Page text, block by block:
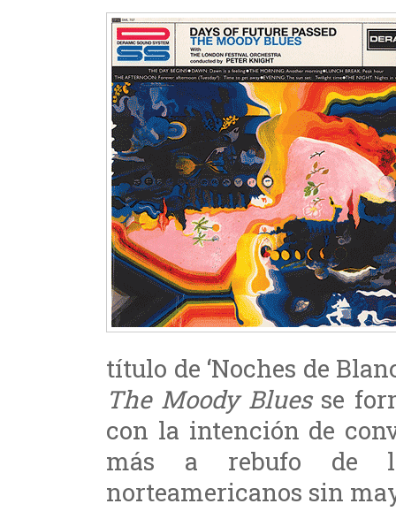
título de ‘Noches de
The Moody Bluesse
con la intención de
más a rebufo
norteamericanos sin